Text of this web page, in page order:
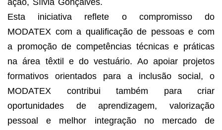
ação, Sílvia Gonçalves.
Esta iniciativa reflete o compromisso do
MODATEX com a qualificação de pessoas e com
a promoção de competências técnicas e práticas
na área têxtil e do vestuário. Ao apoiar projetos
formativos orientados para a inclusão social, o
MODATEX contribui também para criar
oportunidades de aprendizagem, valorização
pessoal e melhor integração no mercado de